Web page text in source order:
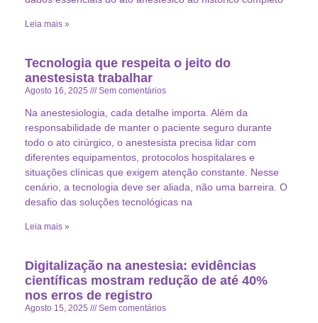
Leia mais »
Tecnologia que respeita o jeito do
anestesista trabalhar
Agosto 16, 2025 Sem comentários
Na anestesiologia, cada detalhe importa. Além da
responsabilidade de manter o paciente seguro durante
todo o ato cirúrgico, o anestesista precisa lidar com
diferentes equipamentos, protocolos hospitalares e
situações clínicas que exigem atenção constante. Nesse
cenário, a tecnologia deve ser aliada, não uma barreira. O
desafio das soluções tecnológicas na
Leia mais »
Digitalização na anestesia: evidências
científicas mostram redução de até 40%
nos erros de registro
Agosto 15, 2025 Sem comentários